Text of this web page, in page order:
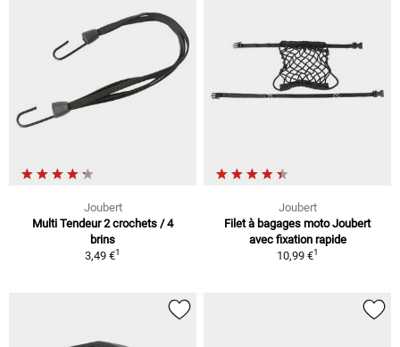
Joubert
Multi Tendeur 2 crochets / 4
brins
3,49 €1
Joubert
Filet à bagages moto Joubert
avec fixation rapide
10,99 €1